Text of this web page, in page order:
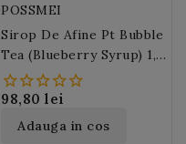
POSSMEI
Sirop De Afine Pt Bubble
Tea (blueberry Syrup) 1,9
L
98,80 lei
Adauga in cos